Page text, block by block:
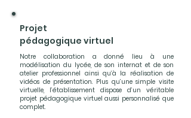
Projet
pédagogique virtuel
Notre collaboration a donné lieu à une
modélisation du lycée, de son internat et de son
atelier professionnel ainsi qu’à la réalisation de
vidéos de présentation. Plus qu’une simple visite
virtuelle, l’établissement dispose d’un véritable
projet pédagogique virtuel aussi personnalisé que
complet.